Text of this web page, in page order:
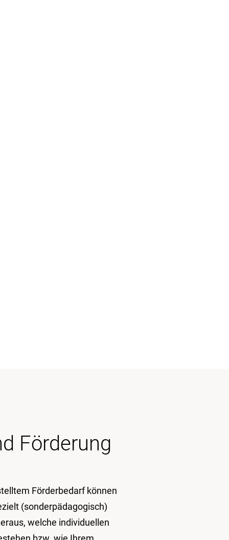
Förderung
Förderbedarf können
(sonderpädagogisch)
welche individuellen